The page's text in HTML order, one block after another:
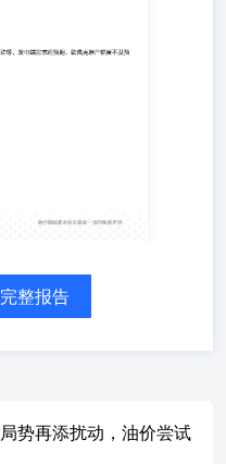
：美元/
位：美元/
：元/
收盘价单位：元/
整报告
势再添扰动，油价尝试